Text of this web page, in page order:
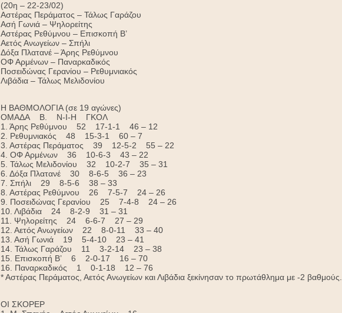
(20η – 22-23/02)
Αστέρας Περάματος – Τάλως Γαράζου
Ασή Γωνιά – Ψηλορείτης
Αστέρας Ρεθύμνου – Επισκοπή Β’
Αετός Ανωγείων – Σπήλι
Δόξα Πλατανέ – Άρης Ρεθύμνου
ΟΦ Αρμένων – Παναρκαδικός
Ποσειδώνας Γερανίου – Ρεθυμνιακός
Λιβάδια – Τάλως Μελιδονίου
Η ΒΑΘΜΟΛΟΓΙΑ (σε 19 αγώνες)
ΟΜΑΔΑ Β. Ν-Ι-Η ΓΚΟΛ
1. Άρης Ρεθύμνου 52 17-1-1 46 – 12
2. Ρεθυμνιακός 48 15-3-1 60 – 7
3. Αστέρας Περάματος 39 12-5-2 55 – 22
4. ΟΦ Αρμένων 36 10-6-3 43 – 22
5. Τάλως Μελιδονίου 32 10-2-7 35 – 31
6. Δόξα Πλατανέ 30 8-6-5 36 – 23
7. Σπήλι 29 8-5-6 38 – 33
8. Αστέρας Ρεθύμνου 26 7-5-7 24 – 26
9. Ποσειδώνας Γερανίου 25 7-4-8 24 – 26
10. Λιβάδια 24 8-2-9 31 – 31
11. Ψηλορείτης 24 6-6-7 27 – 29
12. Αετός Ανωγείων 22 8-0-11 33 – 40
13. Ασή Γωνιά 19 5-4-10 23 – 41
14. Τάλως Γαράζου 11 3-2-14 23 – 38
15. Επισκοπή Β’ 6 2-0-17 16 – 70
16. Παναρκαδικός 1 0-1-18 12 – 76
* Αστέρας Περάματος, Αετός Ανωγείων και Λιβάδια ξεκίνησαν το πρωτάθλημα με -2 βαθμούς.
ΟΙ ΣΚΟΡΕΡ